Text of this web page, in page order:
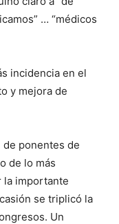
… “médicos
incidencia en el
y mejora de
ponentes de
de lo más
la importante
se triplicó la
Un